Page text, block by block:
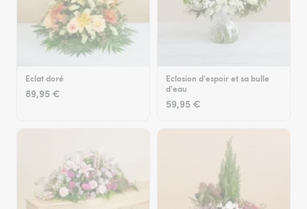
Eclat doré
89,95 €
Eclosion d'espoir et sa bulle
d'eau
59,95 €